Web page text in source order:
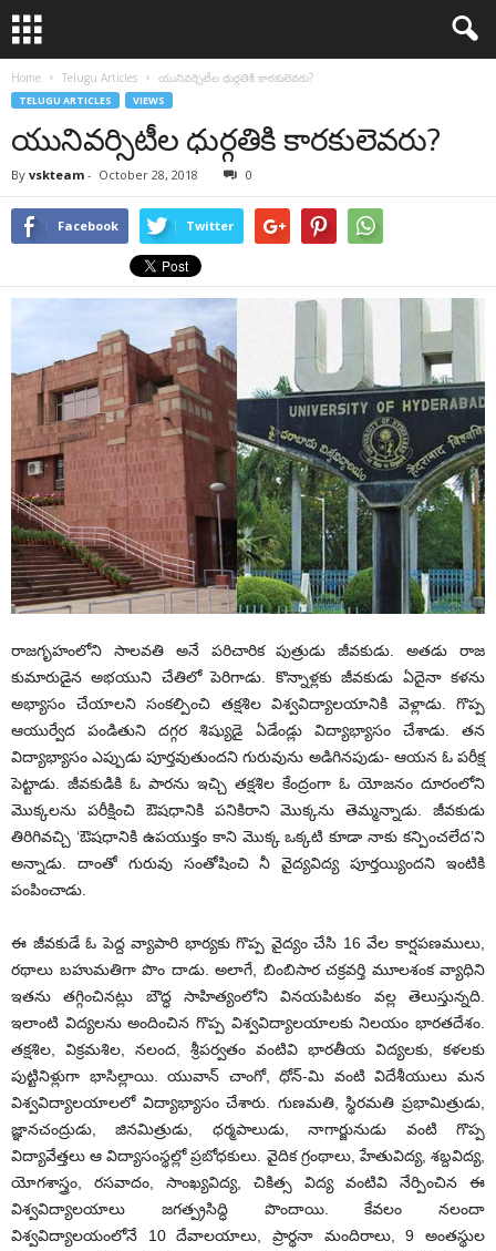
Home Telugu Articles యునివర్సిటీల ధుర్గతికి కారకులెవరు?
TELUGU ARTICLES VIEWS
యునివర్సిటీల ధుర్గతికి కారకులెవరు?
By vskteam - October 28, 2018 0
Facebook Twitter
రాజగృహంలోని సాలవతి అనే పరిచారిక పుత్రుడు జీవకుడు. అతడు రాజ
కుమారుడైన అభయుని చేతిలో పెరిగాడు. కొన్నాళ్లకు జీవకుడు ఏదైనా కళను
అభ్యాసం చేయాలని సంకల్పించి తక్షశిల విశ్వవిద్యాలయానికి వెళ్లాడు. గొప్ప
ఆయుర్వేద పండితుని దగ్గర శిష్యుడై ఏడేండ్లు విద్యాభ్యాసం చేశాడు. తన
విద్యాభ్యాసం ఎప్పుడు పూర్తవుతుందని గురువును అడిగినపుడు- ఆయన ఓ పరీక్ష
పెట్టాడు. జీవకుడికి ఓ పారను ఇచ్చి తక్షశిల కేంద్రంగా ఓ యోజనం దూరంలోని
మొక్కలను పరీక్షించి ఔషధానికి పనికిరాని మొక్కను తెమ్మన్నాడు. జీవకుడు
తిరిగివచ్చి ‘ఔషధానికి ఉపయుక్తం కాని మొక్క ఒక్కటి కూడా నాకు కన్పించలేద’ని
అన్నాడు. దాంతో గురువు సంతోషించి నీ వైద్యవిద్య పూర్తయ్యిందని ఇంటికి
పంపించాడు.
ఈ జీవకుడే ఓ పెద్ద వ్యాపారి భార్యకు గొప్ప వైద్యం చేసి 16 వేల కార్షపణములు,
రథాలు బహుమతిగా పొం దాడు. అలాగే, బింబిసార చక్రవర్తి మూలశంక వ్యాధిని
ఇతను తగ్గించినట్లు బౌద్ధ సాహిత్యంలోని వినయపిటకం వల్ల తెలుస్తున్నది.
ఇలాంటి విద్యలను అందించిన గొప్ప విశ్వవిద్యాలయాలకు నిలయం భారతదేశం.
తక్షశిల, విక్రమశిల, నలంద, శ్రీపర్వతం వంటివి భారతీయ విద్యలకు, కళలకు
పుట్టినిళ్లుగా భాసిల్లాయి. యువాన్ చాంగో, ధోన్-మి వంటి విదేశీయులు మన
విశ్వవిద్యాలయాలలో విద్యాభ్యాసం చేశారు. గుణమతి, స్థిరమతి ప్రభామిత్రుడు,
జ్ఞానచంద్రుడు, జినమిత్రుడు, ధర్మపాలుడు, నాగార్జునుడు వంటి గొప్ప
విద్యావేత్తలు ఆ విద్యాసంస్థల్లో ప్రబోధకులు. వైదిక గ్రంథాలు, హేతువిద్య, శబ్దవిద్య,
యోగశాస్త్రం, రసవాదం, సాంఖ్యవిద్య, చికిత్స విద్య వంటివి నేర్పించిన ఈ
విశ్వవిద్యాలయాలు జగత్ప్రసిద్ధి పొందాయి. కేవలం నలందా
విశ్వవిద్యాలయంలోనే 10 దేవాలయాలు, ప్రార్థనా మందిరాలు, 9 అంతస్థుల